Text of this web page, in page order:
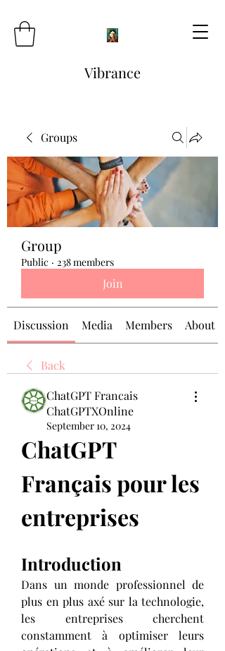
Vibrance
Groups
Group
Public · 238 members
Join
Discussion Media Members About
Back
ChatGPT Francais
ChatGPTXOnline
September 10, 2024
ChatGPT
Français pour les
entreprises
Introduction
Dans un monde professionnel de
plus en plus axé sur la technologie,
les entreprises cherchent
constamment à optimiser leurs